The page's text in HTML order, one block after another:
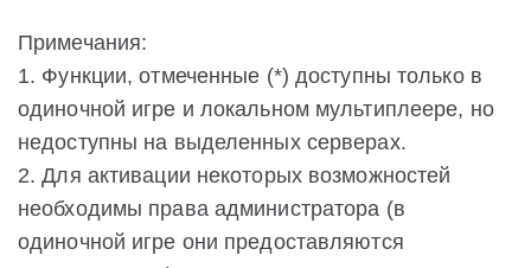
Примечания:
1. Функции, отмеченные (*) доступны только в
одиночной игре и локальном мультиплеере, но
недоступны на выделенных серверах.
2. Для активации некоторых возможностей
необходимы права администратора (в
одиночной игре они предоставляются